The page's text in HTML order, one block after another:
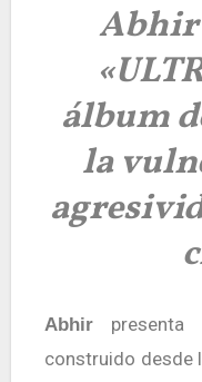
Abhir
álbum
la
Abhirpresenta
construido desde